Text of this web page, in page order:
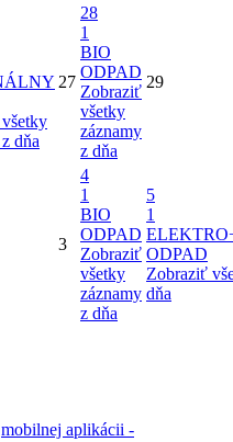
dňa
27
28
1
BIO
ODPAD
Zobraziť
všetky
záznamy
z dňa
29
3
4
1
BIO
ODPAD
Zobraziť
všetky
záznamy
z dňa
5
1
ODPAD
Zobraziť
dňa
mobilnej aplikácii -